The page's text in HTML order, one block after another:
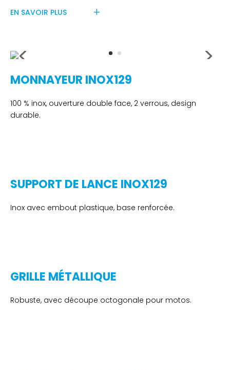
EN SAVOIR PLUS
MONNAYEUR INOX129
100 % inox, ouverture double face, 2 verrous, design
durable.
SUPPORT DE LANCE INOX129
Inox avec embout plastique, base renforcée.
GRILLE MÉTALLIQUE
Robuste, avec découpe octogonale pour motos.